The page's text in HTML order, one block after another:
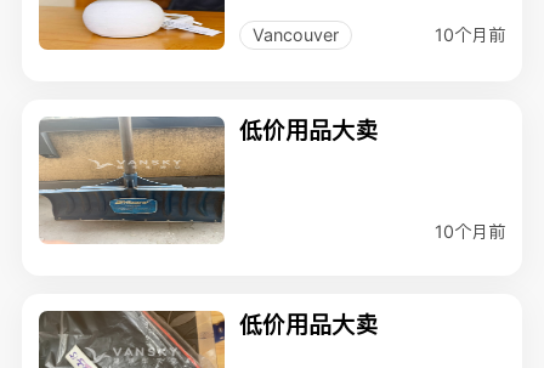
Vancouver 10个月前
低价用品大卖
10个月前
低价用品大卖